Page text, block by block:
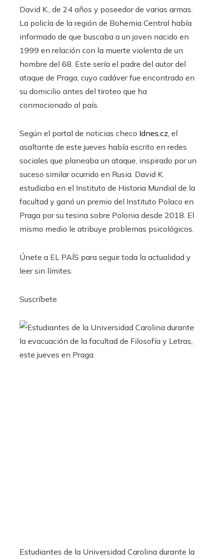
David K., de 24 años y poseedor de varias armas.
La policía de la región de Bohemia Central había
informado de que buscaba a un joven nacido en
1999 en relación con la muerte violenta de un
hombre del 68. Este sería el padre del autor del
ataque de Praga, cuyo cadáver fue encontrado en
su domicilio antes del tiroteo que ha
conmocionado al país.
Según el portal de noticias checo Idnes.cz , el
asaltante de este jueves había escrito en redes
sociales que planeaba un ataque, inspirado por un
suceso similar ocurrido en Rusia. David K.
estudiaba en el Instituto de Historia Mundial de la
facultad y ganó un premio del Instituto Polaco en
Praga por su tesina sobre Polonia desde 2018. El
mismo medio le atribuye problemas psicológicos.
Únete a EL PAÍS para seguir toda la actualidad y
leer sin límites.
Suscríbete
Estudiantes de la Universidad Carolina durante la